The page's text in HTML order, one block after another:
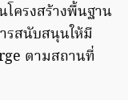
ครงสร้างพื้นฐาน
รสนับสนุนให้มี
ตามสถานที่